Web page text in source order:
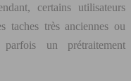
certains utilisateurs
taches très anciennes ou
parfois un prétraitement